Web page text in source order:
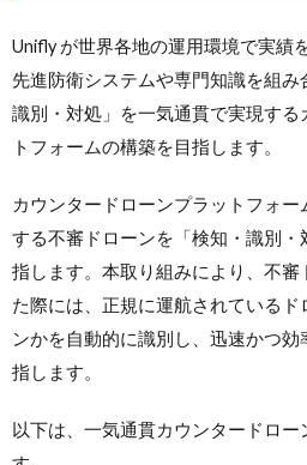
Unifly が世界各地の運用環境で実績
先進防衛システムや専門知識を組み
識別・対処」を一気通貫で実現する
トフォームの構築を目指します。
カウンタードローンプラットフォ
する不審ドローンを「検知・識別
指します。本取り組みにより、不審
た際には、正規に運航されている
ンかを自動的に識別し、迅速かつ効
指します。
以下は、一気通貫カウンタードロ